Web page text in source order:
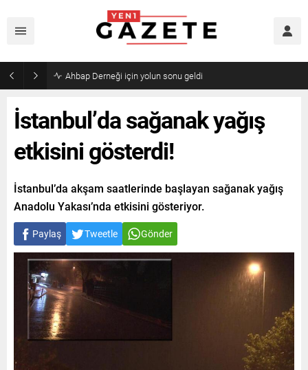
Ahbap Derneği için yolun sonu geldi
İstanbul’da sağanak yağış
etkisini gösterdi!
İstanbul’da akşam saatlerinde başlayan sağanak yağış
Anadolu Yakası’nda etkisini gösteriyor.
Paylaş Tweetle Gönder